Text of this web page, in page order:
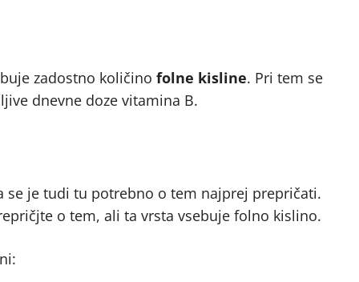
zadostno količino folne kisline. Pri tem se
dnevne doze vitamina B.
je tudi tu potrebno o tem najprej prepričati.
o tem, ali ta vrsta vsebuje folno kislino.